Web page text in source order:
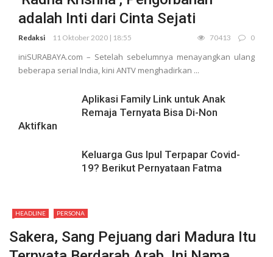
adalah Inti dari Cinta Sejati
Redaksi 11 Oktober 2020 | 18:55 70413 0
iniSURABAYA.com – Setelah sebelumnya menayangkan ulang
beberapa serial India, kini ANTV menghadirkan ...
Aplikasi Family Link untuk Anak
Remaja Ternyata Bisa Di-Non
Aktifkan
Keluarga Gus Ipul Terpapar Covid-
19? Berikut Pernyataan Fatma
HEADLINE PERSONA
Sakera, Sang Pejuang dari Madura Itu